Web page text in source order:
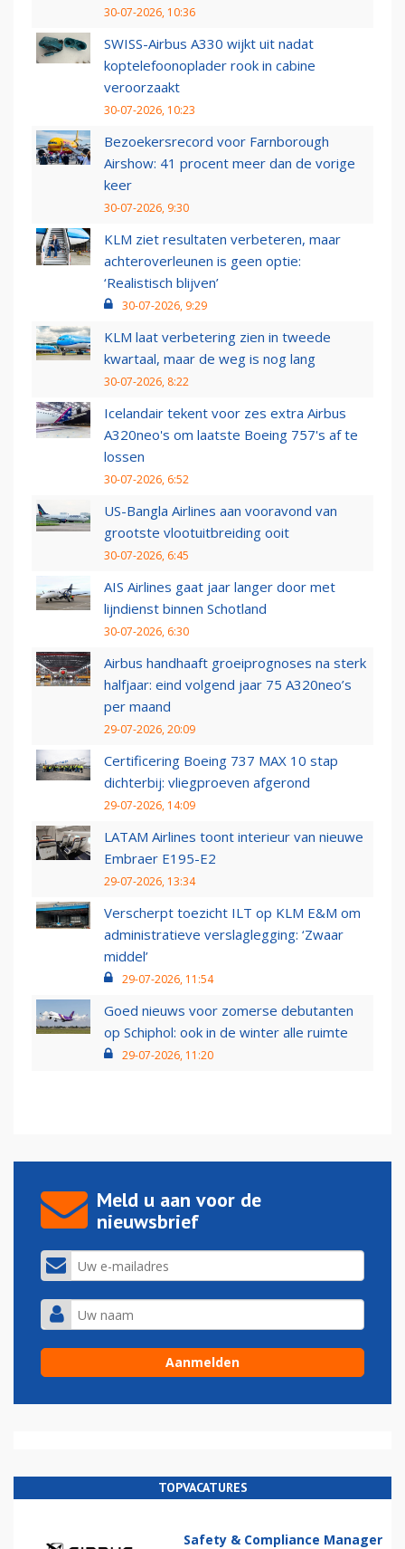
30-07-2026, 10:36
SWISS-Airbus A330 wijkt uit nadat
koptelefoonoplader rook in cabine
veroorzaakt
30-07-2026, 10:23
Bezoekersrecord voor Farnborough
Airshow: 41 procent meer dan de vorige
keer
30-07-2026, 9:30
KLM ziet resultaten verbeteren, maar
achteroverleunen is geen optie:
‘Realistisch blijven’
30-07-2026, 9:29
KLM laat verbetering zien in tweede
kwartaal, maar de weg is nog lang
30-07-2026, 8:22
Icelandair tekent voor zes extra Airbus
A320neo's om laatste Boeing 757's af te
lossen
30-07-2026, 6:52
US-Bangla Airlines aan vooravond van
grootste vlootuitbreiding ooit
30-07-2026, 6:45
AIS Airlines gaat jaar langer door met
lijndienst binnen Schotland
30-07-2026, 6:30
Airbus handhaaft groeiprognoses na sterk
halfjaar: eind volgend jaar 75 A320neo’s
per maand
29-07-2026, 20:09
Certificering Boeing 737 MAX 10 stap
dichterbij: vliegproeven afgerond
29-07-2026, 14:09
LATAM Airlines toont interieur van nieuwe
Embraer E195-E2
29-07-2026, 13:34
Verscherpt toezicht ILT op KLM E&M om
administratieve verslaglegging: ‘Zwaar
middel’
29-07-2026, 11:54
Goed nieuws voor zomerse debutanten
op Schiphol: ook in de winter alle ruimte
29-07-2026, 11:20
Meld u aan voor de
nieuwsbrief
TOPVACATURES
Safety & Compliance Manager